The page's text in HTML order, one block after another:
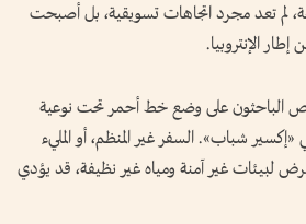
لم تعد مجرد اتجاهات تسويقية، بل أصبحت
الإنتروبيا.
الباحثون على وضع خط أحمر تحت نوعية
شباب». السفر غير المنظم، أو المليء
لبيئات غير آمنة ومياه غير نظيفة، قد يؤدي